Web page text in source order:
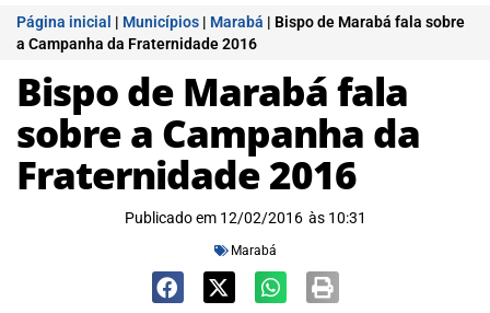
Página inicial | Municípios | Marabá | Bispo de Marabá fala sobre
a Campanha da Fraternidade 2016
Bispo de Marabá fala
sobre a Campanha da
Fraternidade 2016
Publicado em 12/02/2016 às 10:31
Marabá